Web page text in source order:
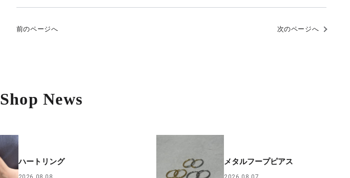
前のページへ 次のページへ
Shop News
ハートリング メタルフープピアス